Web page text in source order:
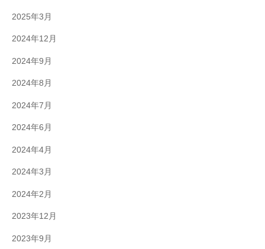
2025年3月
2024年12月
2024年9月
2024年8月
2024年7月
2024年6月
2024年4月
2024年3月
2024年2月
2023年12月
2023年9月